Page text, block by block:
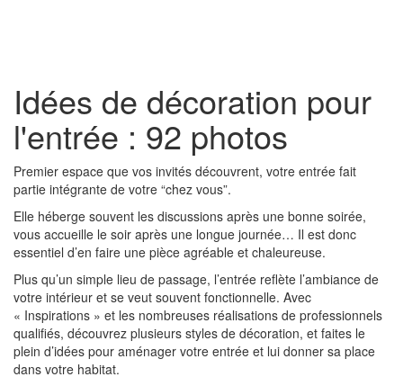
Idées de décoration pour
l'entrée : 92 photos
Premier espace que vos invités découvrent, votre entrée fait
partie intégrante de votre “chez vous”.
Elle héberge souvent les discussions après une bonne soirée,
vous accueille le soir après une longue journée… Il est donc
essentiel d’en faire une pièce agréable et chaleureuse.
Plus qu’un simple lieu de passage, l’entrée reflète l’ambiance de
votre intérieur et se veut souvent fonctionnelle. Avec
« Inspirations » et les nombreuses réalisations de professionnels
qualifiés, découvrez plusieurs styles de décoration, et faites le
plein d’idées pour aménager votre entrée et lui donner sa place
dans votre habitat.